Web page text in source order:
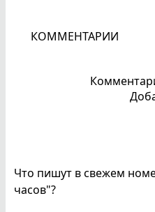
КОММЕНТАРИИ
Что пишут в свежем
часов"?